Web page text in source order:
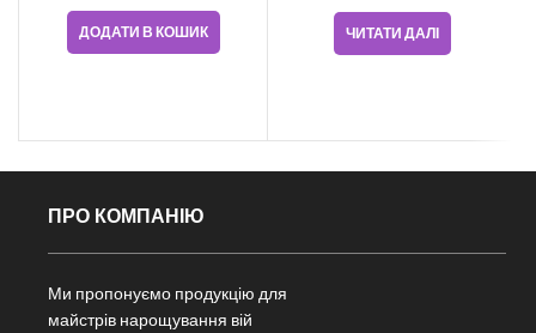
ДОДАТИ В КОШИК ЧИТАТИ ДАЛІ
ПРО КОМПАНІЮ
Ми пропонуємо продукцію для
майстрів нарощування вій